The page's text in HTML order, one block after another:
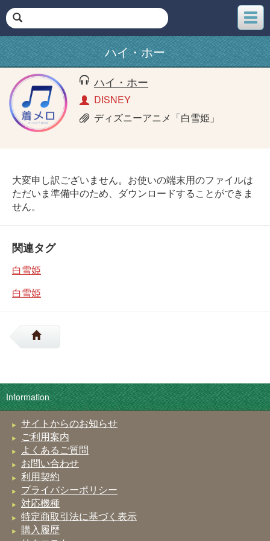
メ
ニ
ュ
ー
ハイ・ホー
ハイ・ホー
DISNEY
ディズニーアニメ「白雪姫」
大変申し訳ございません。お使いの端末用のファイルは
ただいま準備中のため、ダウンロードすることができま
せん。
関連タグ
白雪姫
白雪姫
Information
サイトからのお知らせ
ご利用案内
よくあるご質問
お問い合わせ
利用契約
プライバシーポリシー
対応機種
特定商取引法に基づく表示
購入履歴